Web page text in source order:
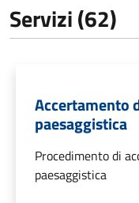
Servizi (62)
Accertamento
paesaggistica
Procedimento di
paesaggistica